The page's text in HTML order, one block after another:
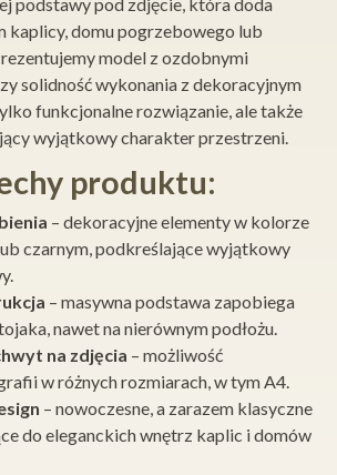
kaplicy, domu pogrzebowego lub
model z ozdobnymi
solidność wykonania z dekoracyjnym
funkcjonalne rozwiązanie, ale także
wyjątkowy charakter przestrzeni.
produktu:
– dekoracyjne elementy w kolorze
czarnym, podkreślające wyjątkowy
– masywna podstawa zapobiega
nawet na nierównym podłożu.
na zdjęcia – możliwość
w różnych rozmiarach, w tym A4.
– nowoczesne, a zarazem klasyczne
do eleganckich wnętrz kaplic i domów